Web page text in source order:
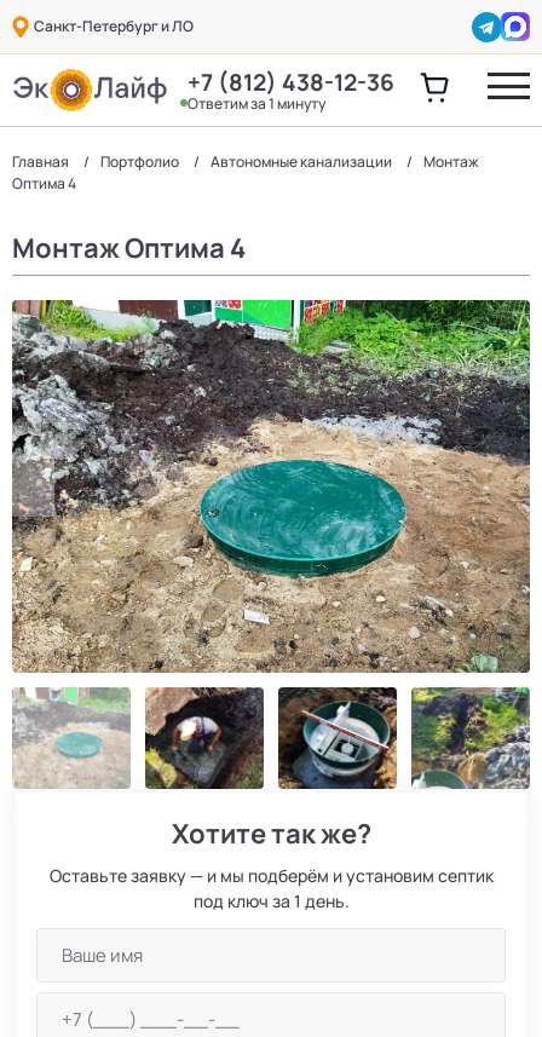
Санкт-Петербург и ЛО
+7 (812) 438-12-36
Ответим за 1 минуту
Главная Портфолио Автономные канализации
Монтаж
Оптима 4
Монтаж Оптима 4
Хотите так же?
Оставьте заявку — и мы подберём и установим септик
под ключ за 1 день.